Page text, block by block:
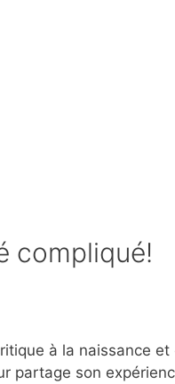
compliqué!
à la naissance et
partage son